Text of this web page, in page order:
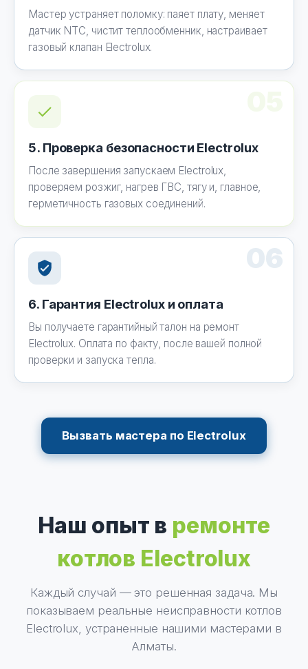
Мастер устраняет поломку: паяет плату, меняет
датчик NTC, чистит теплообменник, настраивает
газовый клапан Electrolux.
5. Проверка безопасности Electrolux
После завершения запускаем Electrolux,
проверяем розжиг, нагрев ГВС, тягу и, главное,
герметичность газовых соединений.
06
6. Гарантия Electrolux и оплата
Вы получаете гарантийный талон на ремонт
Electrolux. Оплата по факту, после вашей полной
проверки и запуска тепла.
Вызвать мастера по Electrolux
Наш опыт в ремонте
котлов Electrolux
Каждый случай — это решенная задача. Мы
показываем реальные неисправности котлов
Electrolux, устраненные нашими мастерами в
Алматы.